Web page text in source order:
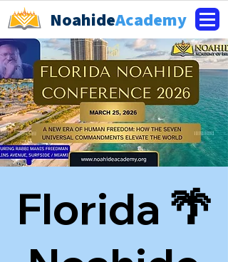
NoahideAcademy
🌴 Florida